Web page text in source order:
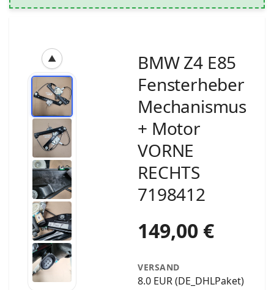
▲
BMW Z4 E85
Fensterheber
Mechanismus
+ Motor
VORNE
RECHTS
7198412
149,00 €
VERSAND
8.0 EUR (DE_DHLPaket)